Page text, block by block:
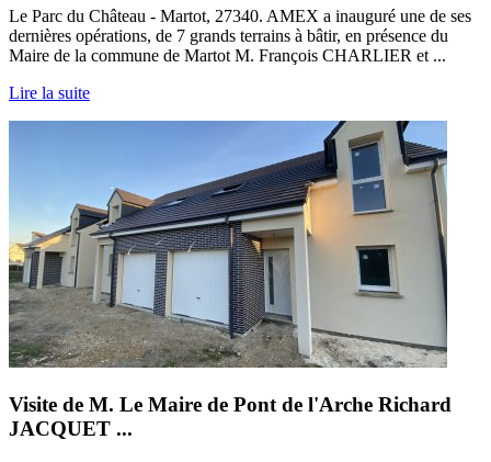
Le Parc du Château - Martot, 27340. AMEX a inauguré une de ses
dernières opérations, de 7 grands terrains à bâtir, en présence du
Maire de la commune de Martot M. François CHARLIER et ...
Lire la suite
Visite de M. Le Maire de Pont de l'Arche Richard
JACQUET ...